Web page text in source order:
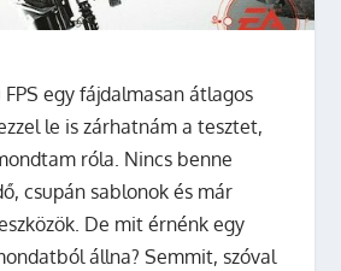
egy fájdalmasan átlagos
le is zárhatnám a tesztet,
róla. Nincs benne
csupán sablonok és már
De mit érnénk egy
állna? Semmit, szóval